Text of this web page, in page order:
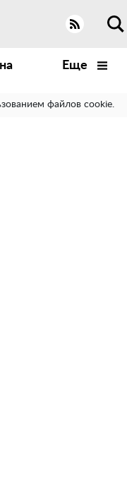
Еще
файлов cookie.